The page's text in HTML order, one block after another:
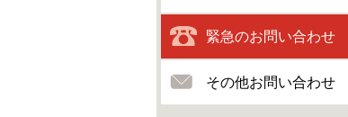
緊急のお問い合わせ
その他お問い合わせ